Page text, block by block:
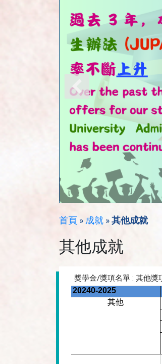
首頁 » 成就 »其他成就
其他成就